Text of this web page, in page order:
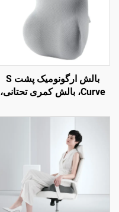
بالش ارگونومیک پشت S
Curve، بالش کمری تحتانی،
دفتر، بالش کمر B7